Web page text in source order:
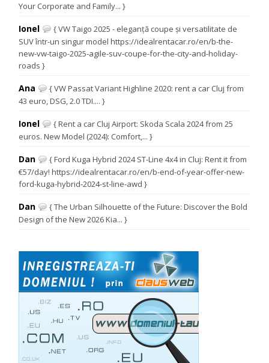
Your Corporate and Family... }
Ionel
{ VW Taigo 2025 - eleganță coupe și versatilitate de
SUV într-un singur model https://idealrentacar.ro/en/b-the-
new-vw-taigo-2025-agile-suv-coupe-for-the-city-and-holiday-
roads }
Ana
{ VW Passat Variant Highline 2020: rent a car Cluj from
43 euro, DSG, 2.0 TDI.... }
Ionel
{ Rent a car Cluj Airport: Skoda Scala 2024 from 25
euros. New Model (2024): Comfort,... }
Dan
{ Ford Kuga Hybrid 2024 ST-Line 4x4 in Cluj: Rent it from
€57/day! https://idealrentacar.ro/en/b-end-of-year-offer-new-
ford-kuga-hybrid-2024-st-line-awd }
Dan
{ The Urban Silhouette of the Future: Discover the Bold
Design of the New 2026 Kia... }